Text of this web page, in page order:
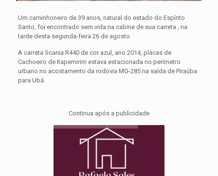
Um caminhoneiro de 39 anos, natural do estado do Espírito
Santo, foi encontrado sem vida na cabine de sua carreta , na
tarde desta segunda-feira 26 de agosto.
A carreta Scania R440 de cor azul, ano 2014, placas de
Cachoeiro de Itapemirim estava estacionada no perímetro
urbano no acostamento da rodovia MG-285 na saída de Piraúba
para Ubá.
Continua após a publicidade